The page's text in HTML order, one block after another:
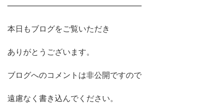
―――――――――――――――――
本日もブログをご覧いただき
ありがとうございます。
ブログへのコメントは非公開ですので
遠慮なく書き込んでください。